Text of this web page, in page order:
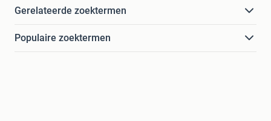
Gerelateerde zoektermen
Populaire zoektermen